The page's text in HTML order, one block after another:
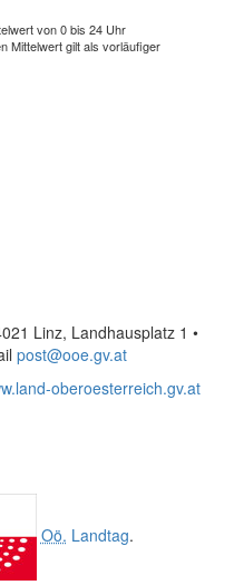
von 0 bis 24 Uhr
Mittelwert gilt als vorläufiger
Linz, Landhausplatz 1 •
post@ooe.gv.at
oberoesterreich.gv.at
Oö. Landtag.